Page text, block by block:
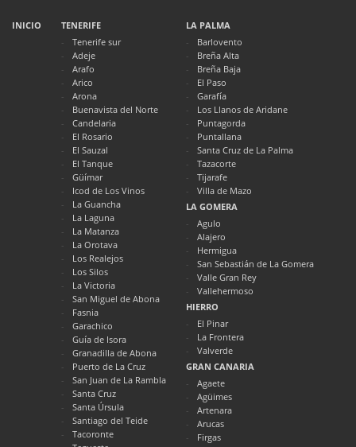
INICIO
TENERIFE
Tenerife sur
Adeje
Arafo
Arico
Arona
Buenavista del Norte
Candelaria
El Rosario
El Sauzal
El Tanque
Güímar
Icod de Los Vinos
La Guancha
La Laguna
La Matanza
La Orotava
Los Realejos
Los Silos
La Victoria
San Miguel de Abona
Fasnia
Garachico
Guía de Isora
Granadilla de Abona
Puerto de La Cruz
San Juan de La Rambla
Santa Cruz
Santa Úrsula
Santiago del Teide
Tacoronte
LA PALMA
Barlovento
Breña Alta
Breña Baja
El Paso
Garafía
Los Llanos de Aridane
Puntagorda
Puntallana
Santa Cruz de La Palma
Tazacorte
Tijarafe
Villa de Mazo
LA GOMERA
Agulo
Alajero
Hermigua
San Sebastián de La Gomera
Valle Gran Rey
Vallehermoso
HIERRO
El Pinar
La Frontera
Valverde
GRAN CANARIA
Agaete
Agüimes
Artenara
Arucas
Firgas